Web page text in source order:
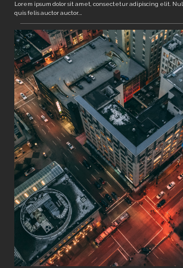
Lorem ipsum dolor sit amet, consectetur adipiscing elit.
quis felis auctor auctor.…